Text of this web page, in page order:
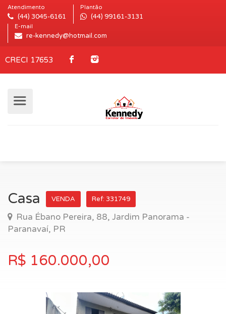
Atendimento
(44) 3045-6161
Plantão
(44) 99161-3131
E-mail
re-kennedy@hotmail.com
CRECI 17653
Casa VENDA Ref: 331749
Rua Ébano Pereira, 88, Jardim Panorama -
Paranavaí, PR
R$ 160.000,00